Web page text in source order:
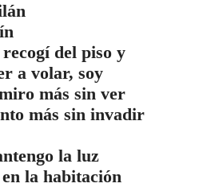
del piso y
a volar, soy
más sin ver
más sin invadir
la luz
la habitación